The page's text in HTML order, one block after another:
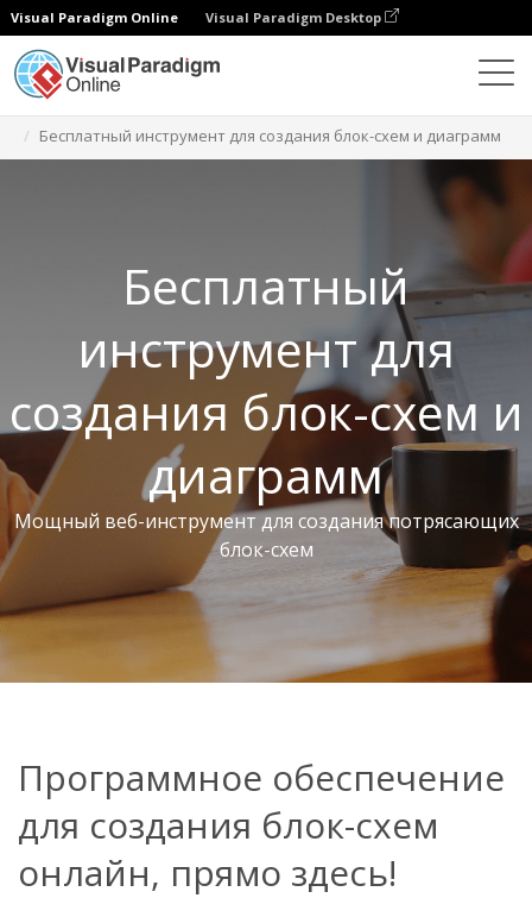
Visual Paradigm Online Visual Paradigm Desktop
Бесплатный инструмент для создания блок-схем и диаграмм
Бесплатный
инструмент для
создания блок-схем и
диаграмм
Мощный веб-инструмент для создания потрясающих
блок-схем
Программное обеспечение
для создания блок-схем
онлайн, прямо здесь!